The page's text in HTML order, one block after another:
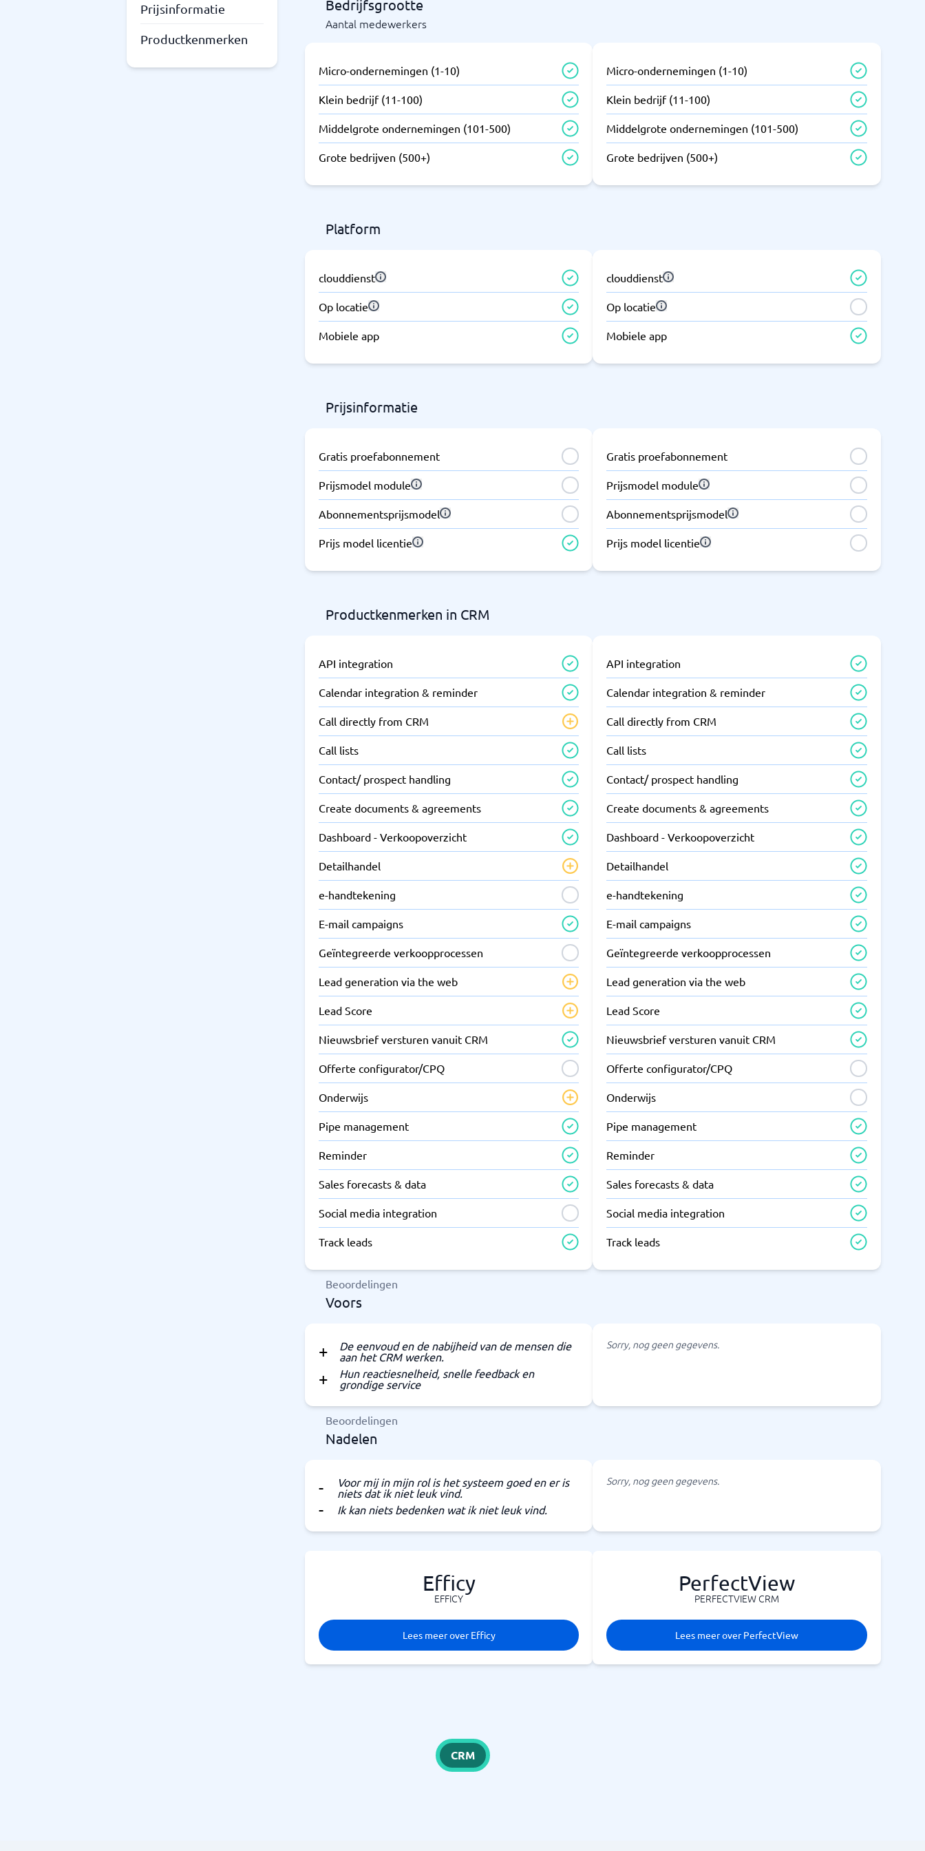
Prijsinformatie
Productkenmerken
Bedrijfsgrootte
Aantal medewerkers
Micro-ondernemingen (1-10)
Klein bedrijf (11-100)
Middelgrote ondernemingen (101-500)
Grote bedrijven (500+)
Micro-ondernemingen (1-10)
Klein bedrijf (11-100)
Middelgrote ondernemingen (101-500)
Grote bedrijven (500+)
Platform
clouddienst
Op locatie
Mobiele app
clouddienst
Op locatie
Mobiele app
Prijsinformatie
Gratis proefabonnement
Prijsmodel module
Abonnementsprijsmodel
Prijs model licentie
Gratis proefabonnement
Prijsmodel module
Abonnementsprijsmodel
Prijs model licentie
Productkenmerken in CRM
API integration
Calendar integration & reminder
Call directly from CRM
Call lists
Contact/ prospect handling
Create documents & agreements
Dashboard - Verkoopoverzicht
Detailhandel
e-handtekening
E-mail campaigns
Geïntegreerde verkoopprocessen
Lead generation via the web
Lead Score
Nieuwsbrief versturen vanuit CRM
Offerte configurator/CPQ
Onderwijs
Pipe management
Reminder
Sales forecasts & data
Social media integration
Track leads
API integration
Calendar integration & reminder
Call directly from CRM
Call lists
Contact/ prospect handling
Create documents & agreements
Dashboard - Verkoopoverzicht
Detailhandel
e-handtekening
E-mail campaigns
Geïntegreerde verkoopprocessen
Lead generation via the web
Lead Score
Nieuwsbrief versturen vanuit CRM
Offerte configurator/CPQ
Onderwijs
Pipe management
Reminder
Sales forecasts & data
Social media integration
Track leads
Beoordelingen
Voors
De eenvoud en de nabijheid van de mensen die
aan het CRM werken.
Hun reactiesnelheid, snelle feedback en
grondige service
Sorry, nog geen gegevens.
Beoordelingen
Nadelen
Voor mij in mijn rol is het systeem goed en er is
niets dat ik niet leuk vind.
Ik kan niets bedenken wat ik niet leuk vind.
Sorry, nog geen gegevens.
Efficy
EFFICY
Lees meer over Efficy
PerfectView
PERFECTVIEW CRM
Lees meer over PerfectView
CRM